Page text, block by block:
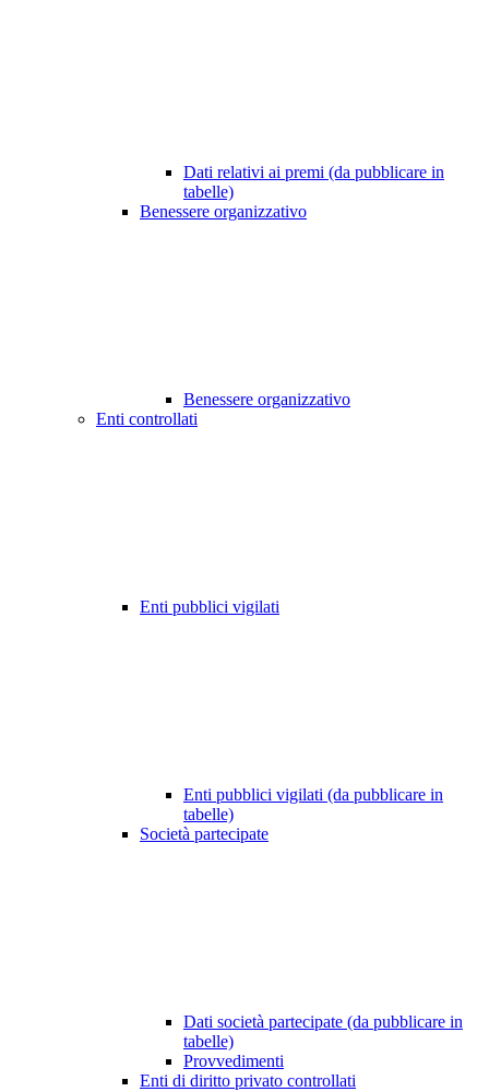
Dati relativi ai premi (da pubblicare in
tabelle)
Benessere organizzativo
Benessere organizzativo
Enti controllati
Enti pubblici vigilati
Enti pubblici vigilati (da pubblicare in
tabelle)
Società partecipate
Dati società partecipate (da pubblicare in
tabelle)
Provvedimenti
Enti di diritto privato controllati